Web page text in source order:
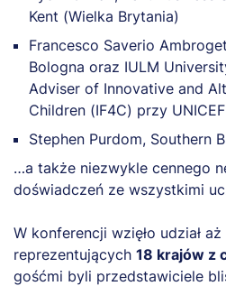
Kent (Wielka Brytania)
Francesco Saverio
Bologna oraz IULM
Adviser of Innovative and
Children (IF4C) przy UNICEF
Stephen Purdom, Southern
…a także niezwykle cennego
doświadczeń ze wszystkimi
W konferencji wzięło udział aż
reprezentujących 18 krajów z
gośćmi byli przedstawiciele